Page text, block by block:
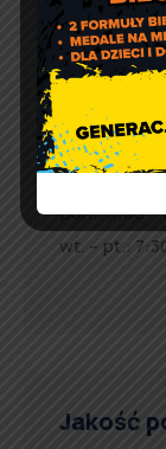
e-
adres email:
tel. 44 631-
Godziny
pon.: 9:00 –
wt. – pt.:
Jakość